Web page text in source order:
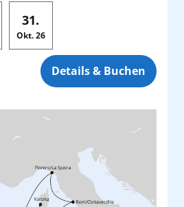
31.
Okt.26
Details & Buchen